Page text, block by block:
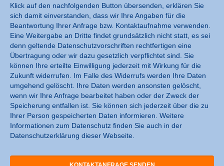
Klick auf den nachfolgenden Button übersenden, erklären Sie
sich damit einverstanden, dass wir Ihre Angaben für die
Beantwortung Ihrer Anfrage bzw. Kontaktaufnahme verwenden.
Eine Weitergabe an Dritte findet grundsätzlich nicht statt, es sei
denn geltende Datenschutzvorschriften rechtfertigen eine
Übertragung oder wir dazu gesetzlich verpflichtet sind. Sie
können Ihre erteilte Einwilligung jederzeit mit Wirkung für die
Zukunft widerrufen. Im Falle des Widerrufs werden Ihre Daten
umgehend gelöscht. Ihre Daten werden ansonsten gelöscht,
wenn wir Ihre Anfrage bearbeitet haben oder der Zweck der
Speicherung entfallen ist. Sie können sich jederzeit über die zu
Ihrer Person gespeicherten Daten informieren. Weitere
Informationen zum Datenschutz finden Sie auch in der
Datenschutzerklärung dieser Webseite.